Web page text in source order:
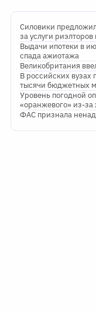
Силовики
за услуги
Выдачи ипотеки в
спада ажиотажа
Великобритания
В российских вузах
тысячи бюджетных
Уровень погодной
«оранжевого» из-
ФАС признала